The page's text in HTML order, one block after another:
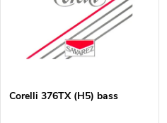
Corelli 376TX (H5) bass